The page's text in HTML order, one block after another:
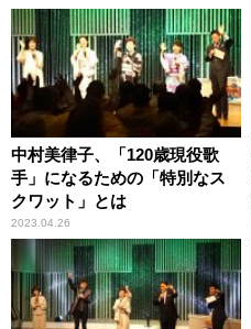
中村美律子、「120歳現役歌
手」になるための「特別なス
クワット」とは
2023.04.26